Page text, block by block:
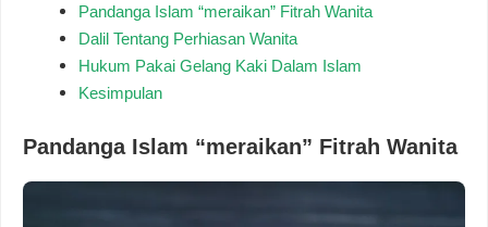
Pandanga Islam “meraikan” Fitrah Wanita
Dalil Tentang Perhiasan Wanita
Hukum Pakai Gelang Kaki Dalam Islam
Kesimpulan
Pandanga Islam “meraikan” Fitrah Wanita